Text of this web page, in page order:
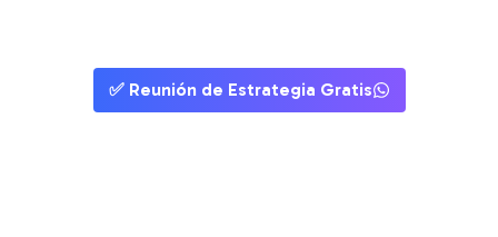
✅ Reunión de Estrategia Gratis